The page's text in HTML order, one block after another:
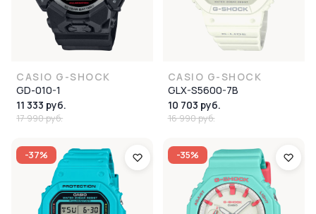
CASIO G-SHOCK
GD-010-1
11 333 руб.
17 990 руб.
CASIO G-SHOCK
GLX-S5600-7B
10 703 руб.
16 990 руб.
-37% -35%